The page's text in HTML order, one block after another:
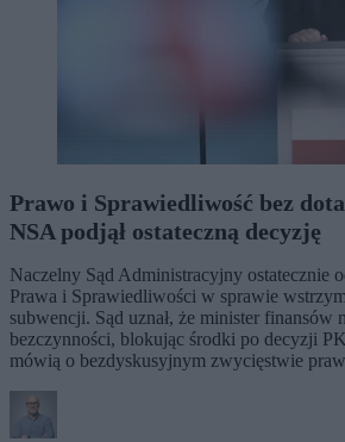
Prawo i Sprawiedliwość bez
NSA podjął ostateczną decyzję
Naczelny Sąd Administracyjny ostatecznie
Prawa i Sprawiedliwości w sprawie
subwencji. Sąd uznał, że minister finansów
bezczynności, blokując środki po decyzji
mówią o bezdyskusyjnym zwycięstwie